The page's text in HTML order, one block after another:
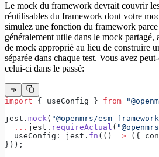
Le mock du framework devrait couvrir
réutilisables du framework dont votre
simulez une fonction du framework
généralement utile dans le mock partagé,
de mock approprié au lieu de construire
séparée dans chaque test. Vous avez
celui-ci dans le passé:
import { useConfig } from
jest. mock ( "@openmrs/esm-
  ...
jest. requireActual (
  useConfig: jest.
fn (() => ({
}));